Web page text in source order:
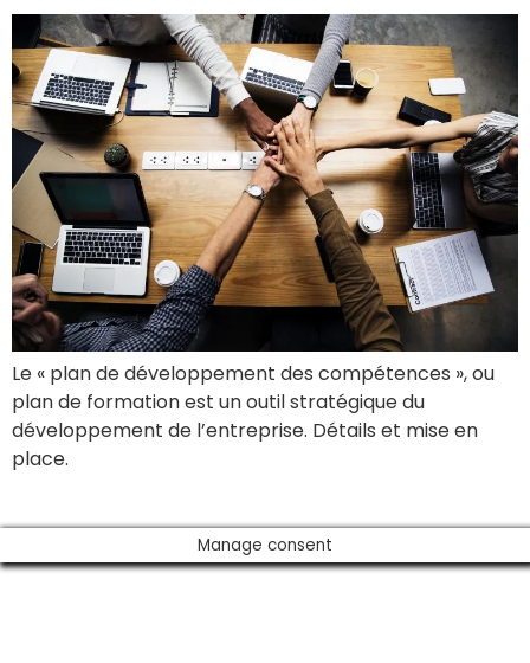
Le « plan de développement des compétences », ou
plan de formation est un outil stratégique du
développement de l’entreprise. Détails et mise en
place.
Manage consent